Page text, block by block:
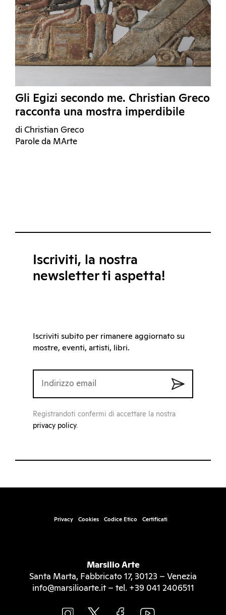
Gli Egizi secondo me. Christian Greco
racconta una mostra imperdibile
di Christian Greco
Parole da MArte
Iscriviti, la nostra
newsletter ti aspetta!
Iscriviti subito per rimanere aggiornato su
mostre, eventi, artisti, libri.
Registrandoti confermi di accettare la nostra
privacy policy.
Privacy Cookies Codice Etico Certificati
Marsilio Arte
Santa Marta, Fabbricato 17, 30123 – Venezia
info@marsilioarte.it – tel. +39 041 2406511